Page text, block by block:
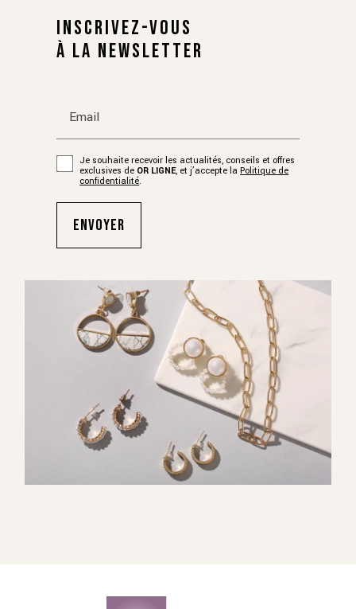
INSCRIVEZ-VOUS
À LA NEWSLETTER
Email
Je souhaite recevoir les actualités, conseils et offres
exclusives de OR LIGNE, et j’accepte laPolitique de
confidentialité.